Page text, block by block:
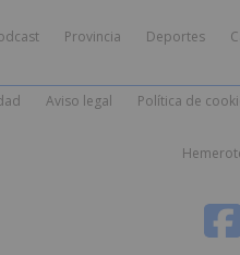
Provincia Deportes
Aviso legal Política de